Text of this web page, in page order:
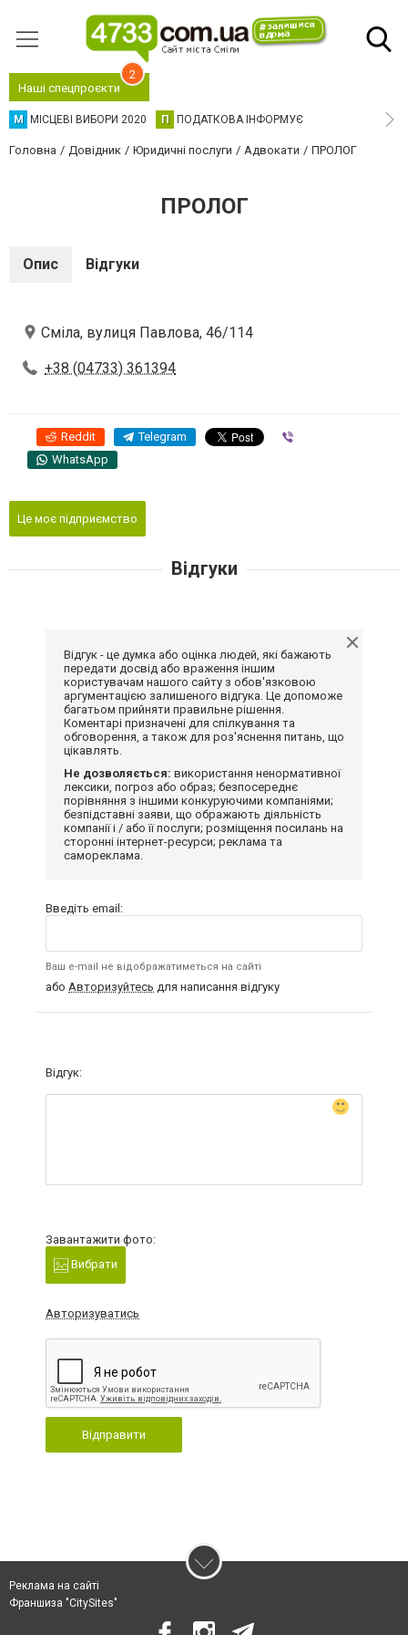
Наші спецпроєкти
2
М МІСЦЕВІ ВИБОРИ 2020 П ПОДАТКОВА ІНФОРМУЄ
Головна Довідник Юридичні послуги Адвокати ПРОЛОГ
ПРОЛОГ
Опис Відгуки
Сміла, вулиця Павлова, 46/114
+38 (04733) 361394
Reddit Telegram
WhatsApp
Це моє підприємство
Відгуки
Відгук - це думка або оцінка людей, які бажають
передати досвід або враження іншим
користувачам нашого сайту з обов'язковою
аргументацією залишеного відгука. Це допоможе
багатьом прийняти правильне рішення.
Коментарі призначені для спілкування та
обговорення, а також для роз'яснення питань, що
цікавлять.
Не дозволяється: використання ненормативної
лексики, погроз або образ; безпосереднє
порівняння з іншими конкуруючими компаніями;
безпідставні заяви, що ображають діяльність
компанії і / або її послуги; розміщення посилань на
сторонні інтернет-ресурси; реклама та
самореклама.
Введіть email:
Ваш e-mail не відображатиметься на сайті
або Авторизуйтесь для написання відгуку
Відгук:
Завантажити фото:
Вибрати
Авторизуватись
Відправити
Реклама на сайті
Франшиза "CitySites"